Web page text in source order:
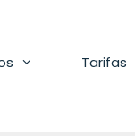
Tarifas